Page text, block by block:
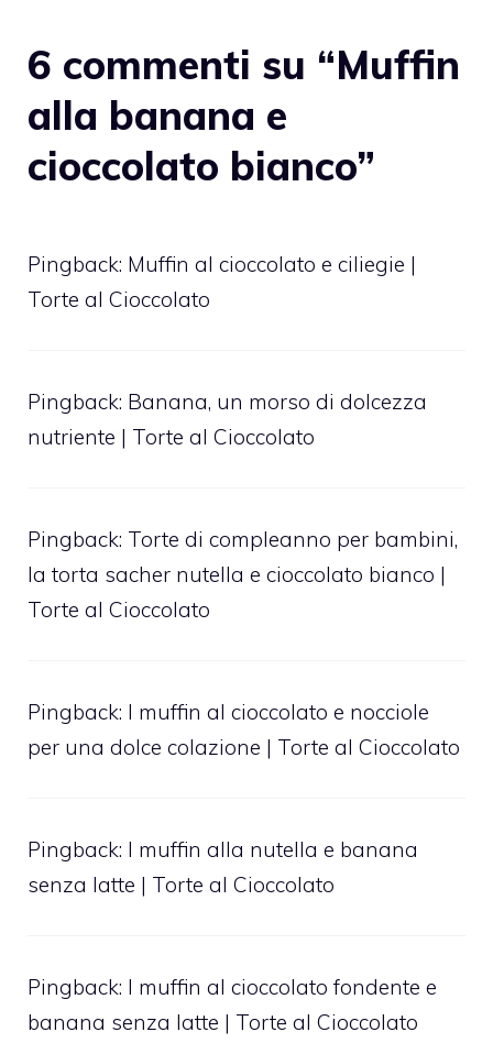
6 commenti su “Muffin
alla banana e
cioccolato bianco”
Pingback: Muffin al cioccolato e ciliegie |
Torte al Cioccolato
Pingback: Banana, un morso di dolcezza
nutriente | Torte al Cioccolato
Pingback: Torte di compleanno per bambini,
la torta sacher nutella e cioccolato bianco |
Torte al Cioccolato
Pingback: I muffin al cioccolato e nocciole
per una dolce colazione | Torte al Cioccolato
Pingback: I muffin alla nutella e banana
senza latte | Torte al Cioccolato
Pingback: I muffin al cioccolato fondente e
banana senza latte | Torte al Cioccolato